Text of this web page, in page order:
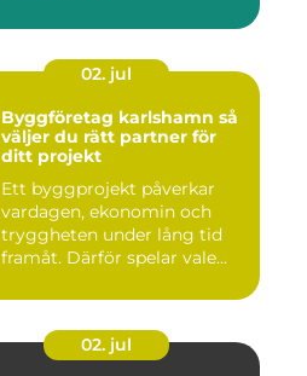
02. jul
Byggföretag karlshamn så
väljer du rätt partner för
ditt projekt
Ett byggprojekt påverkar
vardagen, ekonomin och
tryggheten under lång tid
framåt. Därför spelar vale...
02. jul